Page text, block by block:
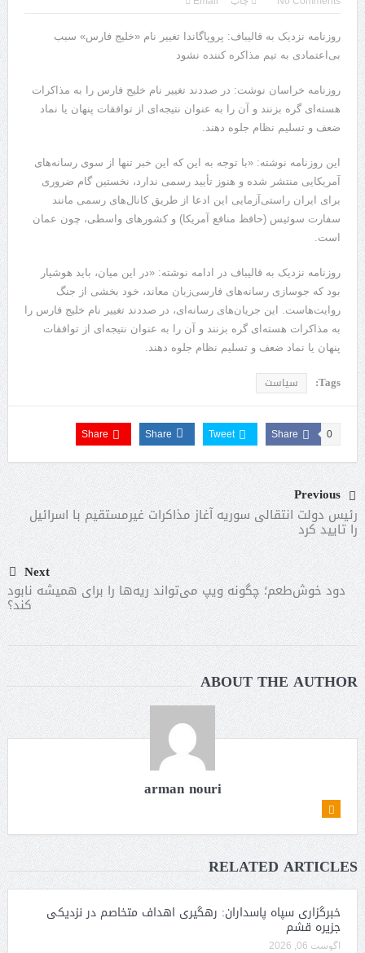
روزنامه نزدیک به قالیباف: پروپاگاندا تغییر نام «خلیج فارس» سبب
بی‌اعتمادی به تیم مذاکره کننده نشود
روزنامه خراسان نوشت: در صددند تغییر نام خلیج فارس را به مذاکرات
هسته‌ای گره بزنند و آن را به عنوان نتیجه‌ای از توافقات پنهان یا نماد
ضعف و تسلیم نظام جلوه دهند.
این روزنامه نوشته: «با توجه به این که این خبر تنها از سوی رسانه‌های
آمریکایی منتشر شده و هنوز تأیید رسمی ندارد، نخستین گام ضروری
برای ایران راستی‌آزمایی این ادعا از طریق کانال‌های رسمی مانند
سفارت سوئیس (حافظ منافع آمریکا) و کشور‌های واسطی، چون عمان
است.
روزنامه نزدیک به قالیباف در ادامه نوشته: «در این میان، باید هوشیار
بود که جوسازی رسانه‌های فارسی‌زبان معاند، خود بخشی از جنگ
روایت‌هاست. این جریان‌های رسانه‌ای، در صددند تغییر نام خلیج فارس را
به مذاکرات هسته‌ای گره بزنند و آن را به عنوان نتیجه‌ای از توافقات
پنهان یا نماد ضعف و تسلیم نظام جلوه دهند.
Tags: سیاست
Share 0
Tweet
Share
Share
Previous
رئیس‌ دولت انتقالی سوریه آغاز مذاکرات غیرمستقیم با اسرائیل
را تایید کرد
Next
دود خوش‌طعم؛ چگونه ویپ می‌تواند ریه‌ها را برای همیشه نابود
کند؟
ABOUT THE AUTHOR
arman nouri
RELATED ARTICLES
خبرگزاری سپاه پاسداران: رهگیری اهداف متخاصم در نزدیکی
جزیره قشم
آگوست 06, 2026